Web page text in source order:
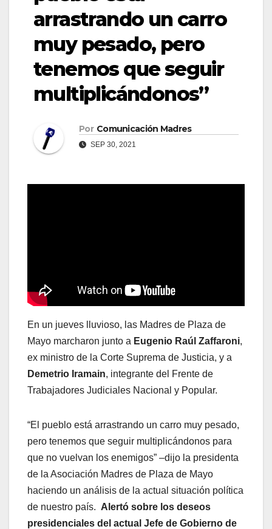
arrastrando un carro
muy pesado, pero
tenemos que seguir
multiplicándonos”
Por Comunicación Madres
SEP 30, 2021
En un jueves lluvioso, las Madres de Plaza de
Mayo marcharon junto a Eugenio Raúl Zaffaroni,
ex ministro de la Corte Suprema de Justicia, y a
Demetrio Iramain, integrante del Frente de
Trabajadores Judiciales Nacional y Popular.
“El pueblo está arrastrando un carro muy pesado,
pero tenemos que seguir multiplicándonos para
que no vuelvan los enemigos” –dijo la presidenta
de la Asociación Madres de Plaza de Mayo
haciendo un análisis de la actual situación política
de nuestro país. Alertó sobre los deseos
presidenciales del actual Jefe de Gobierno de